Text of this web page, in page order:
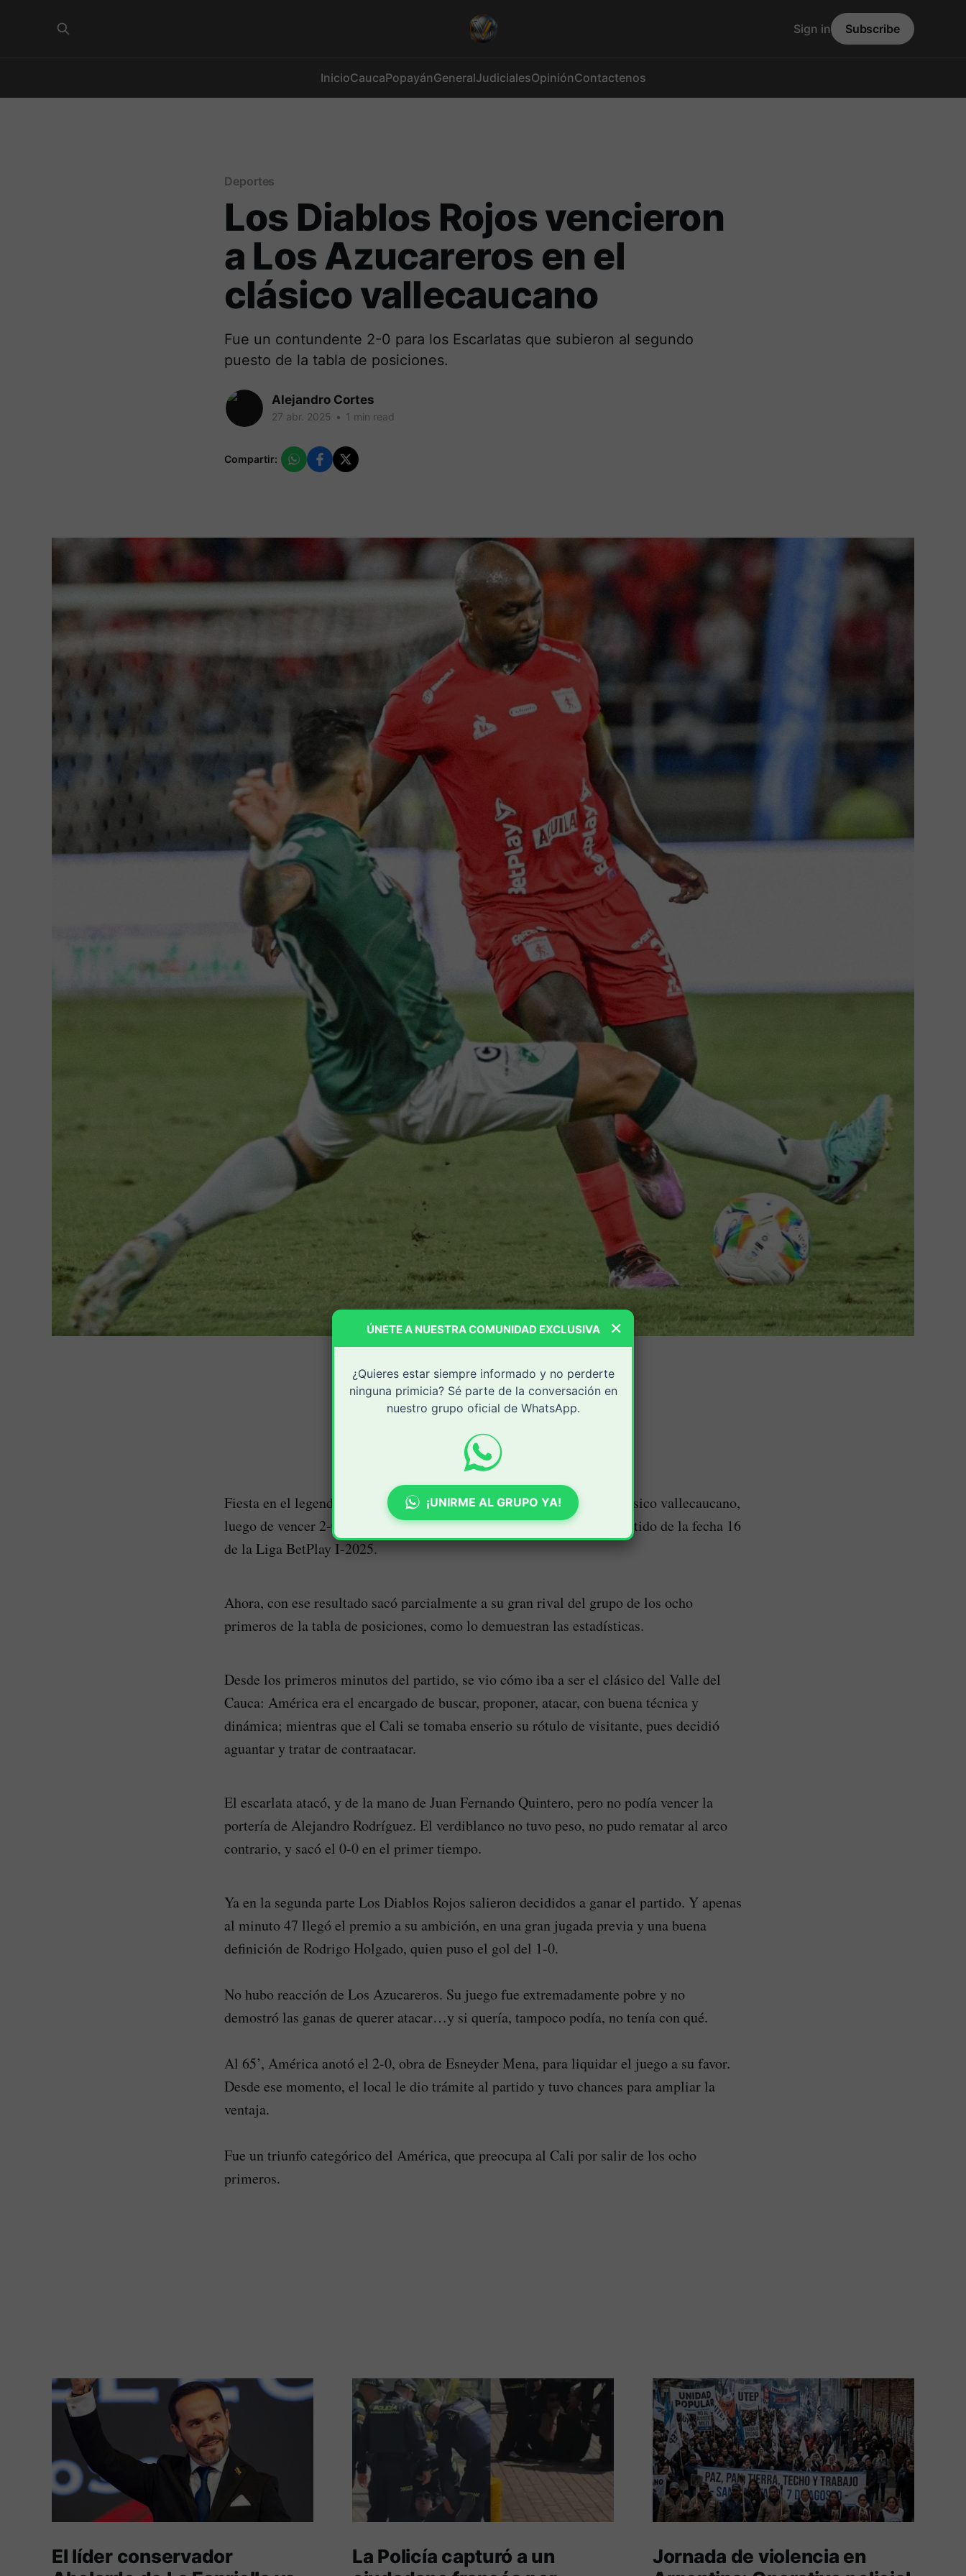
InicioCaucaPopayánGeneralJudicialesOpiniónContactenos
Sign in Subscribe
Deportes
Los Diablos Rojos vencieron
a Los Azucareros en el
clásico vallecaucano
Fue un contundente 2-0 para los Escarlatas que subieron al segundo
puesto de la tabla de posiciones.
Alejandro Cortes
27 abr. 2025 • 1 min read
Compartir:
Fiesta en el legendario Pascual Guerrero: América se quedó con el clásico vallecaucano,
luego de vencer 2-0 al Deportivo Cali este domingo 27 de abril, en partido de la fecha 16
de la Liga BetPlay I-2025.
Ahora, con ese resultado sacó parcialmente a su gran rival del grupo de los ocho
primeros de la tabla de posiciones, como lo demuestran las estadísticas.
Desde los primeros minutos del partido, se vio cómo iba a ser el clásico del Valle del
Cauca: América era el encargado de buscar, proponer, atacar, con buena técnica y
dinámica; mientras que el Cali se tomaba enserio su rótulo de visitante, pues decidió
aguantar y tratar de contraatacar.
El escarlata atacó, y de la mano de Juan Fernando Quintero, pero no podía vencer la
portería de Alejandro Rodríguez. El verdiblanco no tuvo peso, no pudo rematar al arco
contrario, y sacó el 0-0 en el primer tiempo.
Ya en la segunda parte Los Diablos Rojos salieron decididos a ganar el partido. Y apenas
al minuto 47 llegó el premio a su ambición, en una gran jugada previa y una buena
definición de Rodrigo Holgado, quien puso el gol del 1-0.
No hubo reacción de Los Azucareros. Su juego fue extremadamente pobre y no
demostró las ganas de querer atacar…y si quería, tampoco podía, no tenía con qué.
Al 65’, América anotó el 2-0, obra de Esneyder Mena, para liquidar el juego a su favor.
Desde ese momento, el local le dio trámite al partido y tuvo chances para ampliar la
ventaja.
Fue un triunfo categórico del América, que preocupa al Cali por salir de los ocho
primeros.
El líder conservador
La Policía capturó a un
Jornada de violencia en
×
ÚNETE A NUESTRA COMUNIDAD EXCLUSIVA
¿Quieres estar siempre informado y no perderte
ninguna primicia? Sé parte de la conversación en
nuestro grupo oficial de WhatsApp.
¡UNIRME AL GRUPO YA!